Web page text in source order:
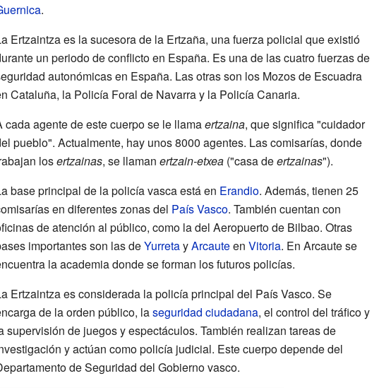
.
Ertzaintza es la sucesora de la Ertzaña, una fuerza policial que existió
un periodo de conflicto en España. Es una de las cuatro fuerzas de
autonómicas en España. Las otras son los Mozos de Escuadra
Cataluña, la Policía Foral de Navarra y la Policía Canaria.
cada agente de este cuerpo se le llamaertzaina, que significa "cuidador
pueblo". Actualmente, hay unos 8000 agentes. Las comisarías, donde
losertzainas, se llaman ertzain-etxea("casa deertzainas").
base principal de la policía vasca está en Erandio. Además, tienen 25
en diferentes zonas del País Vasco. También cuentan con
de atención al público, como la del Aeropuerto de Bilbao. Otras
importantes son las deYurretayArcauteen Vitoria. En Arcaute se
la academia donde se forman los futuros policías.
Ertzaintza es considerada la policía principal del País Vasco. Se
de la orden público, laseguridad ciudadana, el control del tráfico y
supervisión de juegos y espectáculos. También realizan tareas de
y actúan como policía judicial. Este cuerpo depende del
de Seguridad del Gobierno vasco.